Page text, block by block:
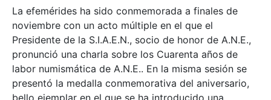
La efemérides ha sido conmemorada a finales de
noviembre con un acto múltiple en el que el
Presidente de la S.I.A.E.N., socio de honor de A.N.E.,
pronunció una charla sobre los Cuarenta años de
labor numismática de A.N.E.. En la misma sesión se
presentó la medalla conmemorativa del aniversario,